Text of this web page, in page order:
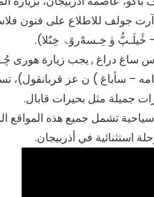
جولف للاطلاع على فنون
ۈ خِـسەْروًۃ خِىٌلا).
ساغ دراغ , يجب زیارەَ هورى
– سأباغ ) ن عز قربانقول)،
جميلة مثل بحيرات قابال.
تشمل جميع هذه المواقع
استثنائية في أذربيجان.